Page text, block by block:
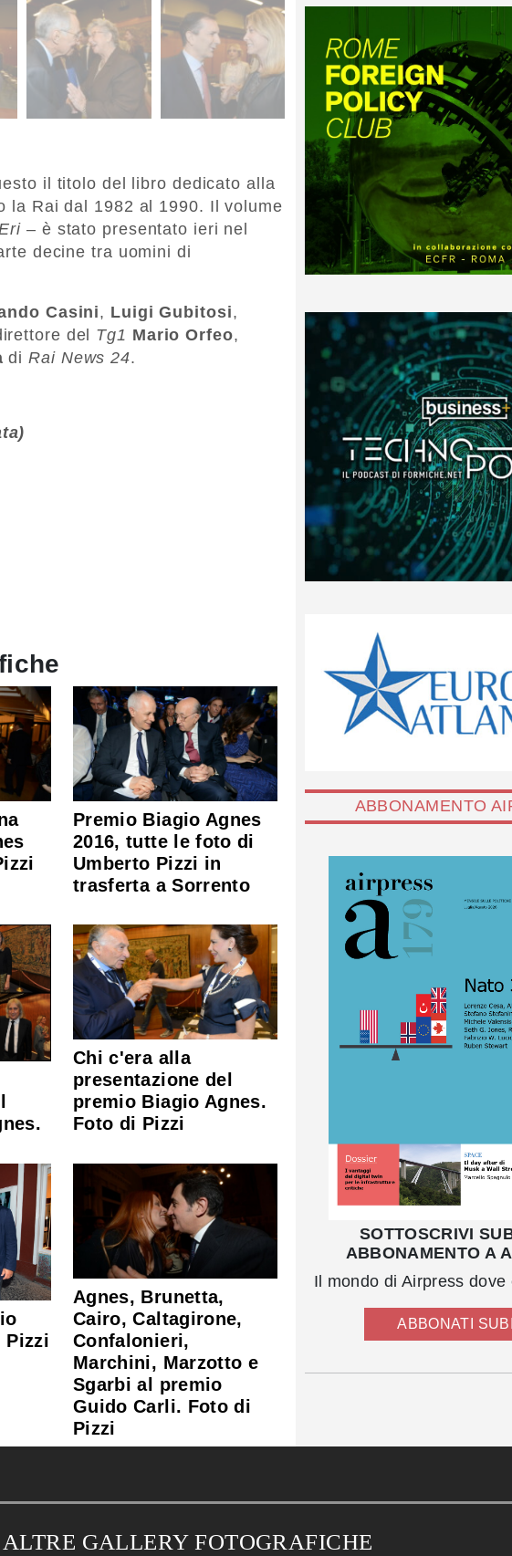
il titolo del libro dedicato alla
la Rai dal 1982 al 1990. Il volume
– è stato presentato ieri nel
decine tra uomini di
Casini, Luigi Gubitosi,
del Tg1 Mario Orfeo,
diRai News 24.
Premio Biagio Agnes
2016, tutte le foto di
Umberto Pizzi in
trasferta a Sorrento
Chi c'era alla
presentazione del
premio Biagio Agnes.
Foto di Pizzi
Pizzi
Agnes, Brunetta,
Cairo, Caltagirone,
Confalonieri,
Marchini, Marzotto e
Sgarbi al premio
Guido Carli. Foto di
Pizzi
ABBONAMENTO
SOTTOSCRIVI
ABBONAMENTO A
Il mondo di Airpress dove
ABBONATI
GALLERY FOTOGRAFICHE